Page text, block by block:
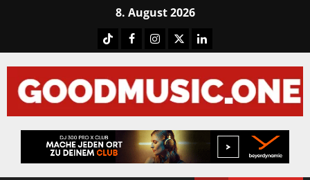
8. August 2026
TiktokFacebook
Instagram
X LinkedIN